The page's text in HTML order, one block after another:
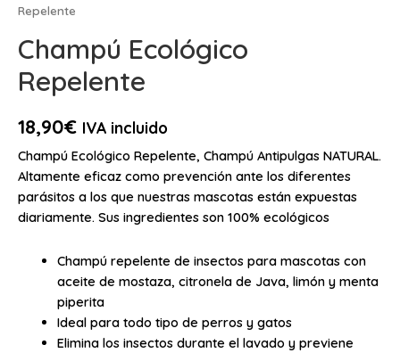
Repelente
Champú Ecológico
Repelente
18,90€ IVA incluido
Champú Ecológico Repelente, Champú Antipulgas NATURAL.
Altamente eficaz como prevención ante los diferentes
parásitos a los que nuestras mascotas están expuestas
diariamente. Sus ingredientes son 100% ecológicos
Champú repelente de insectos para mascotas con
aceite de mostaza, citronela de Java, limón y menta
piperita
Ideal para todo tipo de perros y gatos
Elimina los insectos durante el lavado y previene